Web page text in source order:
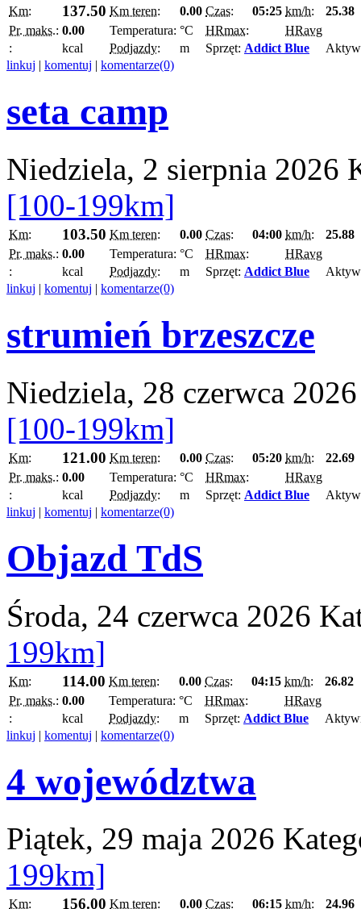
Km: 137.50 Km teren: 0.00 Czas: 05:25 km/h:
25.38
Pr. maks.: 0.00 Temperatura: °C HRmax:
HRavg
:
kcal Podjazdy: m Sprzęt: Addict Blue
linkuj | komentuj | komentarze(0)
seta camp
Niedziela, 2 sierpnia 2026
[100-199km]
Km: 103.50 Km teren: 0.00 Czas: 04:00 km/h:
25.88
Pr. maks.: 0.00 Temperatura: °C HRmax:
HRavg
:
kcal Podjazdy: m Sprzęt: Addict Blue
linkuj | komentuj | komentarze(0)
strumień brzeszcze
Niedziela, 28 czerwca 2026
[100-199km]
Km: 121.00 Km teren: 0.00 Czas: 05:20 km/h:
22.69
Pr. maks.: 0.00 Temperatura: °C HRmax:
HRavg
:
kcal Podjazdy: m Sprzęt: Addict Blue
linkuj | komentuj | komentarze(0)
Objazd TdS
Środa, 24 czerwca 2026
199km]
Km: 114.00 Km teren: 0.00 Czas: 04:15 km/h:
26.82
Pr. maks.: 0.00 Temperatura: °C HRmax:
HRavg
:
kcal Podjazdy: m Sprzęt: Addict Blue
linkuj | komentuj | komentarze(0)
4 województwa
Piątek, 29 maja 2026
199km]
Km: 156.00 Km teren: 0.00 Czas: 06:15 km/h: 24.96